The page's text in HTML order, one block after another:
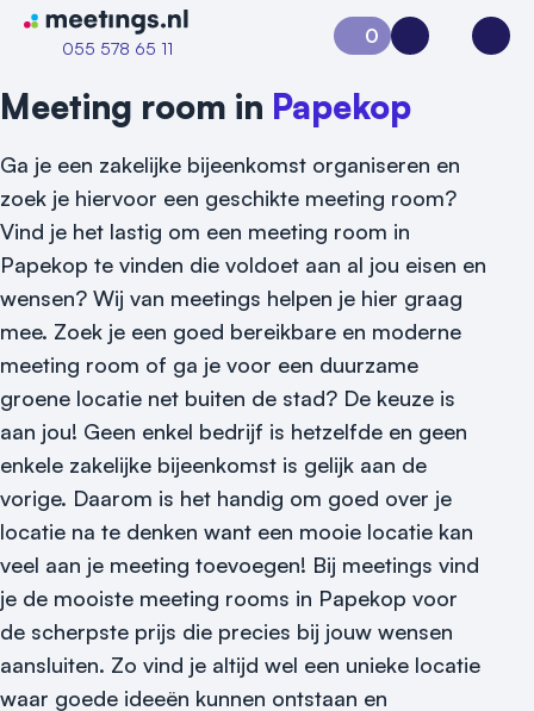
Naar home van Meetings
055 578 65 11
Vraag locatie aan
Locatiegids
Meld locatie aan
Nieuws
Reviews (5⭐️)
Contact
0
Aanvraag 0Inloggen
Meeting room in Papekop
Ga je een zakelijke bijeenkomst organiseren en
zoek je hiervoor een geschikte meeting room?
Vind je het lastig om een meeting room in
Papekop te vinden die voldoet aan al jou eisen en
wensen? Wij van meetings helpen je hier graag
mee. Zoek je een goed bereikbare en moderne
meeting room of ga je voor een duurzame
groene locatie net buiten de stad? De keuze is
aan jou! Geen enkel bedrijf is hetzelfde en geen
enkele zakelijke bijeenkomst is gelijk aan de
vorige. Daarom is het handig om goed over je
locatie na te denken want een mooie locatie kan
veel aan je meeting toevoegen! Bij meetings vind
je de mooiste meeting rooms in Papekop voor
de scherpste prijs die precies bij jouw wensen
aansluiten. Zo vind je altijd wel een unieke locatie
waar goede ideeën kunnen ontstaan en